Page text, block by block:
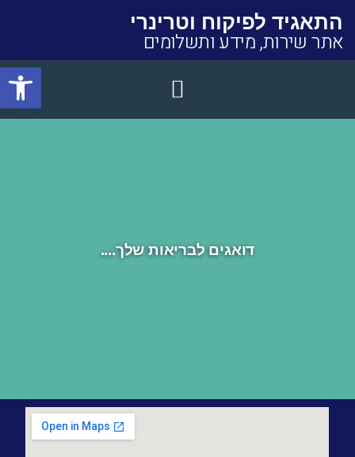
התאגיד לפיקוח וטרינרי
אתר שירות, מידע ותשלומים
דואגים לבריאות שלך....
פתח